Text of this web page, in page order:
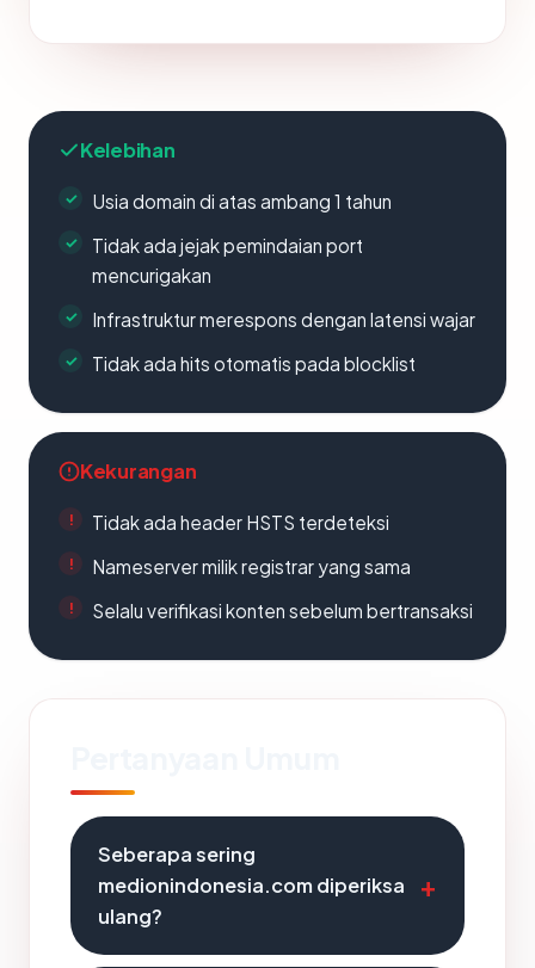
Kelebihan
Usia domain di atas ambang 1 tahun
Tidak ada jejak pemindaian port
mencurigakan
Infrastruktur merespons dengan latensi wajar
Tidak ada hits otomatis pada blocklist
Kekurangan
Tidak ada header HSTS terdeteksi
Nameserver milik registrar yang sama
Selalu verifikasi konten sebelum bertransaksi
Seberapa sering
medionindonesia.com diperiksa
ulang?